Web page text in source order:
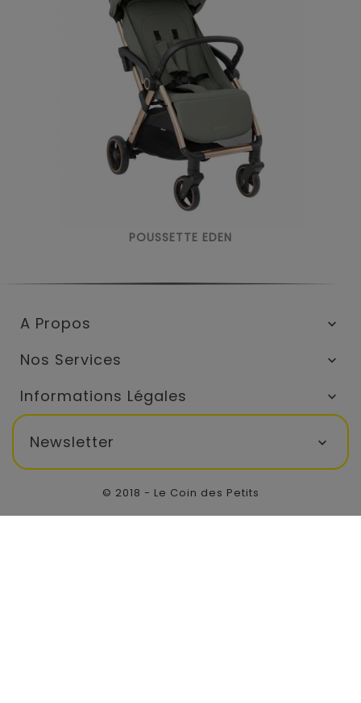
POUSSETTE EDEN
A Propos 
Nos Services 
Informations Légales 
Newsletter 
© 2018 - Le Coin des Petits